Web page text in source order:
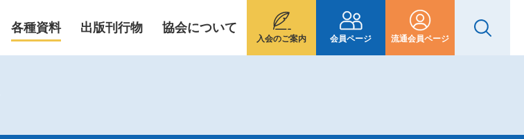
各種資料 出版刊行物 協会について
入会のご案内 会員ページ 流通会員ページ